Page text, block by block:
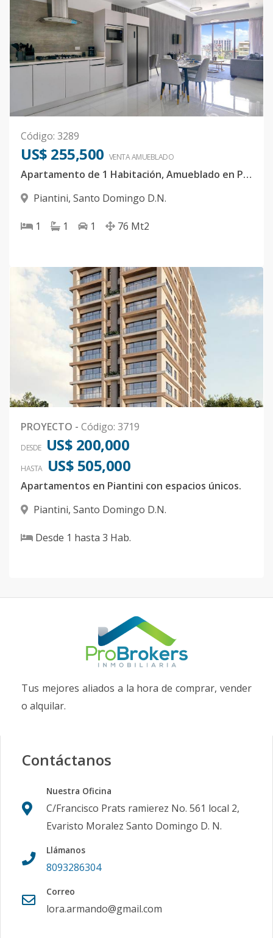
Código: 3289
US$ 255,500 VENTA AMUEBLADO
Apartamento de 1 Habitación, Amueblado en Piantini
Piantini, Santo Domingo D.N.
1 1 1 76 Mt2
0
PROYECTO - Código: 3719
DESDE US$ 200,000
HASTA US$ 505,000
Apartamentos en Piantini con espacios únicos.
Piantini, Santo Domingo D.N.
Desde 1 hasta 3 Hab.
Tus mejores aliados a la hora de comprar, vender
o alquilar.
Contáctanos
Nuestra Oficina
C/Francisco Prats ramierez No. 561 local 2,
Evaristo Moralez Santo Domingo D. N.
Llámanos
8093286304
Correo
lora.armando@gmail.com